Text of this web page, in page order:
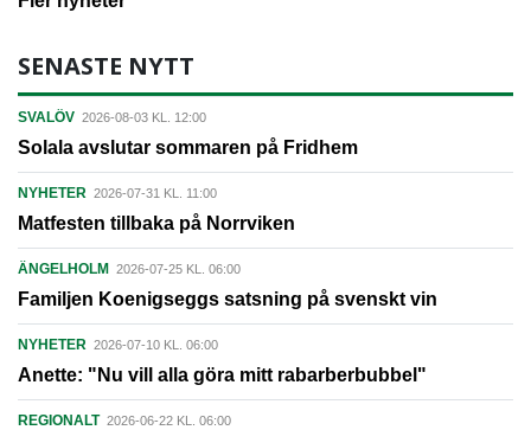
SENASTE NYTT
SVALÖV 2026-08-03 KL. 12:00
Solala avslutar sommaren på Fridhem
NYHETER 2026-07-31 KL. 11:00
Matfesten tillbaka på Norrviken
ÄNGELHOLM 2026-07-25 KL. 06:00
Familjen Koenigseggs satsning på svenskt vin
NYHETER 2026-07-10 KL. 06:00
Anette: "Nu vill alla göra mitt rabarberbubbel"
REGIONALT 2026-06-22 KL. 06:00